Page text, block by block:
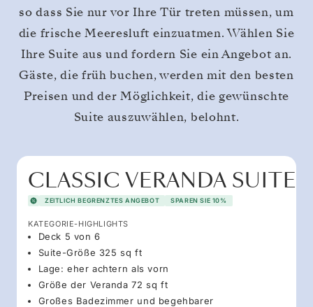
so dass Sie nur vor Ihre Tür treten müssen, um
die frische Meeresluft einzuatmen. Wählen Sie
Ihre Suite aus und fordern Sie ein Angebot an.
Gäste, die früh buchen, werden mit den besten
Preisen und der Möglichkeit, die gewünschte
Suite auszuwählen, belohnt.
CLASSIC VERANDA SUITE
ZEITLICH BEGRENZTES ANGEBOT SPAREN SIE 10%
KATEGORIE-HIGHLIGHTS
Deck 5 von 6
Suite-Größe 325 sq ft
Lage: eher achtern als vorn
Größe der Veranda 72 sq ft
Großes Badezimmer und begehbarer